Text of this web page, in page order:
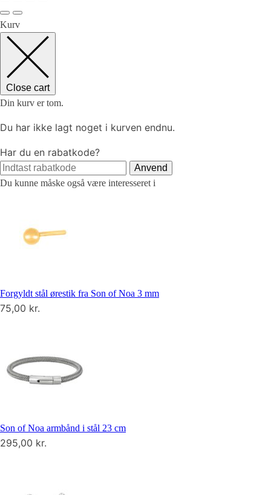
Kurv
Close cart
Din kurv er tom.
Du har ikke lagt noget i kurven endnu.
Har du en rabatkode?
Anvend
Du kunne måske også være interesseret i
Forgyldt stål ørestik fra Son of Noa 3 mm
75,00 kr.
Son of Noa armbånd i stål 23 cm
295,00 kr.